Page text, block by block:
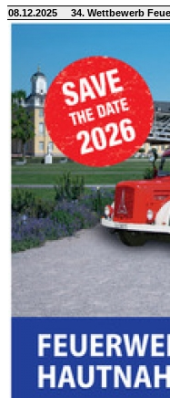
08.12.2025 34. Wettbewerb